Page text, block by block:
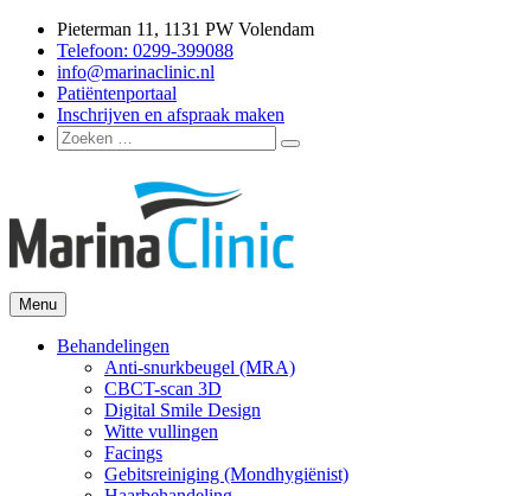
naar
inhoud
Pieterman 11, 1131 PW Volendam
Telefoon: 0299-399088
info@marinaclinic.nl
Patiëntenportaal
Inschrijven en afspraak maken
Zoeken
naar:
Zoeken
Marina Clinic
Omdat u goed in uw vel mag zitten.
Menu
Behandelingen
Anti-snurkbeugel (MRA)
CBCT-scan 3D
Digital Smile Design
Witte vullingen
Facings
Gebitsreiniging (Mondhygiënist)